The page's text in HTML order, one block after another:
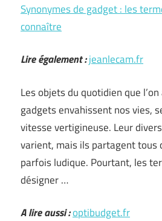
Synonymes de gadget : les
connaître
Lire également :jeanlecam.fr
Les objets du quotidien que
gadgets envahissent nos vies,
vitesse vertigineuse. Leur
varient, mais ils partagent tous
parfois ludique. Pourtant, les
désigner …
A lire aussi :optibudget.fr